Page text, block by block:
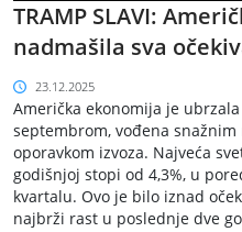
TRAMP SLAVI:
nadmašila sva
23.12.2025
Američka ekonomija je
septembrom, vođena
oporavkom izvoza. Najveća
godišnjoj stopi od 4,3%, u
kvartalu. Ovo je bilo iznad
najbrži rast u poslednje dve